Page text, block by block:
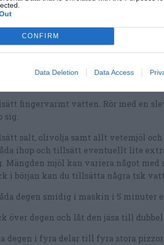
CONFIRM
Data Deletion Data Access
vatten, jäst och salt.
fingervarmt vatten. Rör med en
sig.
salt, olivolja samt allt vetemjöl och
ihop och tillsätt eventuellt lite
Mängden mjöl kan variera något med
i början kan du tillsätta några tsk
degen smidig i maskin i 5 minuter
över degen och låt den jäsa till
degen i fyra delar till fyra stora